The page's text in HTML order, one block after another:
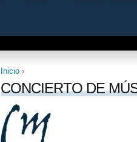
Se encuentra usted aquí
Inicio ›
CONCIERTO DE